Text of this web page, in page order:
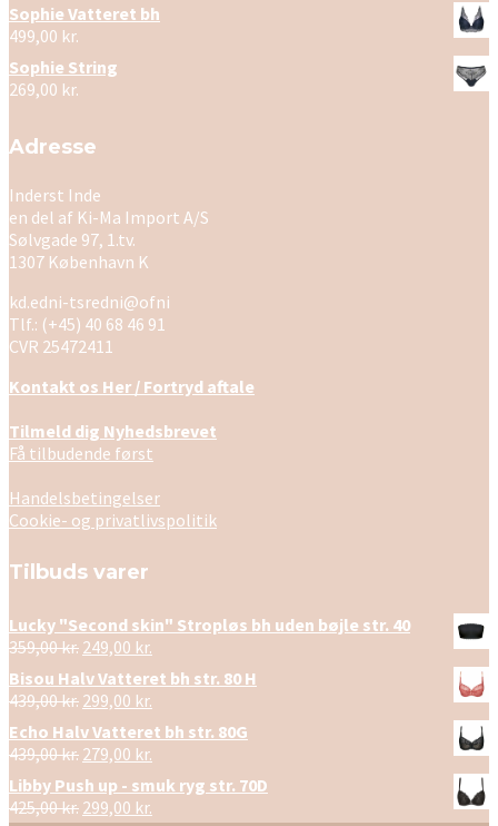
Sophie Vatteret bh
499,00 kr.
Sophie String
269,00 kr.
Adresse
Inderst Inde
en del af Ki-Ma Import A/S
Sølvgade 97, 1.tv.
1307 København K
kd.edni-tsredni@ofni
Tlf.: (+45) 40 68 46 91
CVR 25472411
Kontakt os Her / Fortryd aftale
Tilmeld dig Nyhedsbrevet
Få tilbudende først
Handelsbetingelser
Cookie- og privatlivspolitik
Tilbuds varer
Lucky "Second skin" Stropløs bh uden bøjle str. 40
359,00kr. Den
oprindelige
pris
var:
359,00 kr..
249,00 kr.
aktuelle
pris
er:
249,00 kr..
Bisou Halv Vatteret bh str. 80 H
439,00kr. Den
oprindelige
pris
var:
439,00 kr..
299,00 kr.
aktuelle
pris
er:
299,00 kr..
Echo Halv Vatteret bh str. 80G
439,00kr. Den
oprindelige
pris
var:
279,00 kr.
aktuelle
pris
er:
Libby Push up - smuk ryg str. 70D
425,00kr. Den
299,00 kr.